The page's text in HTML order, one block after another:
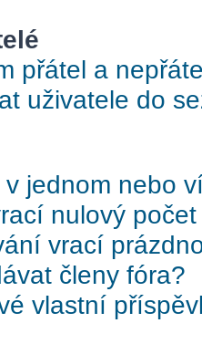
přátel a
uživatele do
jednom nebo
nulový
vrací
členy fóra?
vlastní